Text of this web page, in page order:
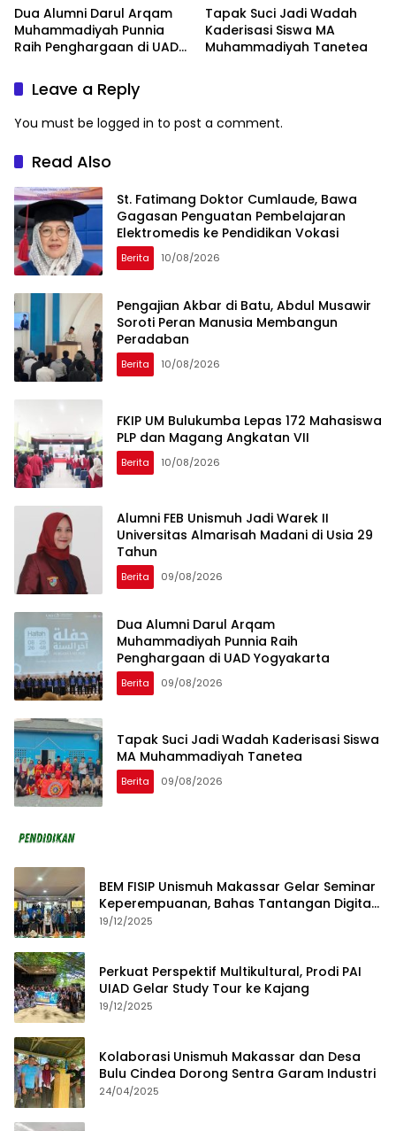
Dua Alumni Darul Arqam
Muhammadiyah Punnia
Raih Penghargaan di UAD
Tapak Suci Jadi Wadah
Kaderisasi Siswa MA
Muhammadiyah Tanetea
Leave a Reply
You must be logged in to post a comment.
Read Also
St. Fatimang Doktor Cumlaude, Bawa
Gagasan Penguatan Pembelajaran
Elektromedis ke Pendidikan Vokasi
Berita 10/08/2026
Pengajian Akbar di Batu, Abdul Musawir
Soroti Peran Manusia Membangun
Peradaban
Berita 10/08/2026
FKIP UM Bulukumba Lepas 172 Mahasiswa
PLP dan Magang Angkatan VII
Berita 10/08/2026
Alumni FEB Unismuh Jadi Warek II
Universitas Almarisah Madani di Usia 29
Tahun
Berita 09/08/2026
Dua Alumni Darul Arqam
Muhammadiyah Punnia Raih
Penghargaan di UAD Yogyakarta
Berita 09/08/2026
Tapak Suci Jadi Wadah Kaderisasi Siswa
MA Muhammadiyah Tanetea
Berita 09/08/2026
BEM FISIP Unismuh Makassar Gelar Seminar
Keperempuanan, Bahas Tantangan Digital
dan Budaya Lokal
19/12/2025
Perkuat Perspektif Multikultural, Prodi PAI
UIAD Gelar Study Tour ke Kajang
19/12/2025
Kolaborasi Unismuh Makassar dan Desa
Bulu Cindea Dorong Sentra Garam Industri
24/04/2025